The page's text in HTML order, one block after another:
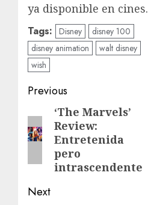
ya disponible en cines.
Tags: Disney
disney 100
disney animation
walt disney
wish
Previous
‘The Marvels’
Review:
Entretenida
pero
intrascendente
Next